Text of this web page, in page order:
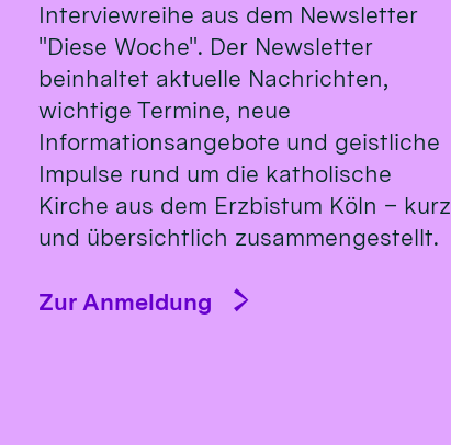
Interviewreihe aus dem Newsletter
"Diese Woche". Der Newsletter
beinhaltet aktuelle Nachrichten,
wichtige Termine, neue
Informationsangebote und geistliche
Impulse rund um die katholische
Kirche aus dem Erzbistum Köln – kurz
und übersichtlich zusammengestellt.
Zur Anmeldung